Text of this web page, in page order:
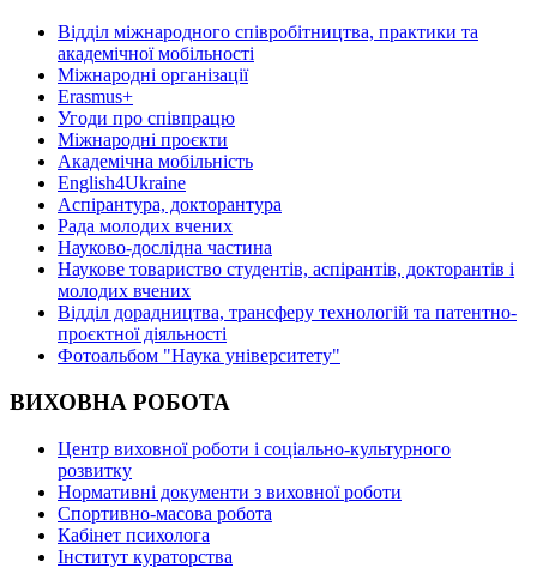
Відділ міжнародного співробітництва, практики та
академічної мобільності
Міжнародні організації
Erasmus+
Угоди про співпрацю
Міжнародні проєкти
Академічна мобільність
English4Ukraine
Аспірантура, докторантура
Рада молодих вчених
Науково-дослідна частина
Наукове товариство студентів, аспірантів, докторантів і
молодих вчених
Відділ дорадництва, трансферу технологій та патентно-
проєктної діяльності
Фотоальбом "Наука університету"
ВИХОВНА РОБОТА
Центр виховної роботи і соціально-культурного
розвитку
Нормативні документи з виховної роботи
Спортивно-масова робота
Кабінет психолога
Інститут кураторства